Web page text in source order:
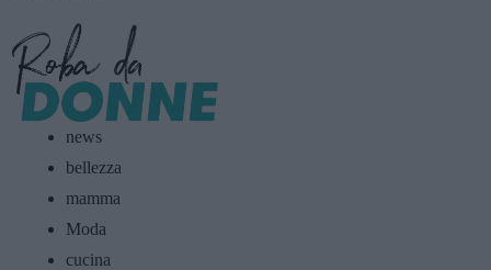
news
bellezza
mamma
Moda
cucina